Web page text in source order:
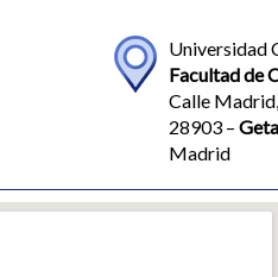
Universidad
Facultad de
Calle
28903 –
Madrid